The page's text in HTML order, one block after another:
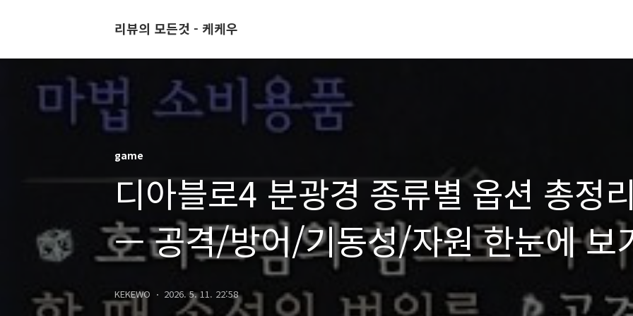
리뷰의 모든것 - 케케우
game
디아블로4 분광경 종류별 옵션 총정
— 공격/방어/기동성/자원 한눈에 보
KEKEWO 2026. 5. 11. 22:58